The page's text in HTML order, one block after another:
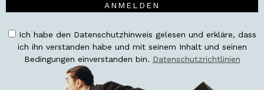
ANMELDEN
Ich habe den Datenschutzhinweis gelesen und erkläre, dass
ich ihn verstanden habe und mit seinem Inhalt und seinen
Bedingungen einverstanden bin. Datenschutzrichtlinien